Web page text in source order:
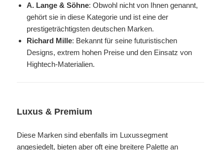
A. Lange & Söhne: Obwohl nicht von Ihnen genannt,
gehört sie in diese Kategorie und ist eine der
prestigeträchtigsten deutschen Marken.
Richard Mille: Bekannt für seine futuristischen
Designs, extrem hohen Preise und den Einsatz von
Hightech-Materialien.
Luxus & Premium
Diese Marken sind ebenfalls im Luxussegment
angesiedelt, bieten aber oft eine breitere Palette an